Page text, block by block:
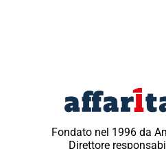
Fondato nel 1996 da
Direttore